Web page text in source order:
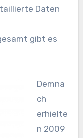
Daten
gibt es
Demna
ch
erhielte
n 2009